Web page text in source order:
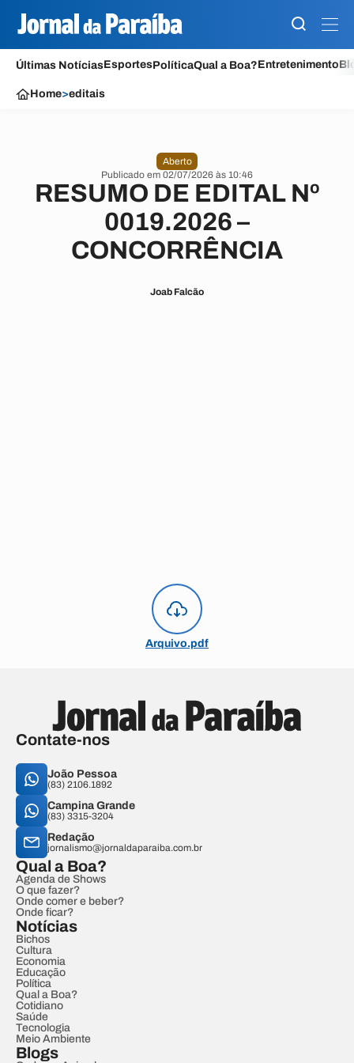
Últimas NotíciasEsportesPolíticaQual a Boa?Entretenimento
Home>editais
Aberto
Publicado em 02/07/2026 às 10:46
RESUMO DE EDITAL Nº
0019.2026 –
CONCORRÊNCIA
Joab Falcão
Arquivo.pdf
Contate-nos
João Pessoa
(83) 2106.1892
Campina Grande
(83) 3315-3204
Redação
jornalismo@jornaldaparaiba.com.br
Qual a Boa?
Agenda de Shows
O que fazer?
Onde comer e beber?
Onde ficar?
Notícias
Bichos
Cultura
Economia
Educação
Política
Qual a Boa?
Cotidiano
Saúde
Tecnologia
Meio Ambiente
Blogs